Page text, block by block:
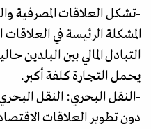
-تشكل العلاقات المصرفية
المشكلة الرئيسة في العلاقات
التبادل المالي بين البلدين
يحمل التجارة كلفة أكبر.
-النقل البحري: النقل
دون تطوير العلاقات